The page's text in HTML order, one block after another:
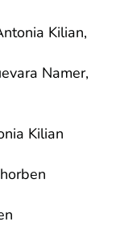
Kilian,
Namer,
Kilian